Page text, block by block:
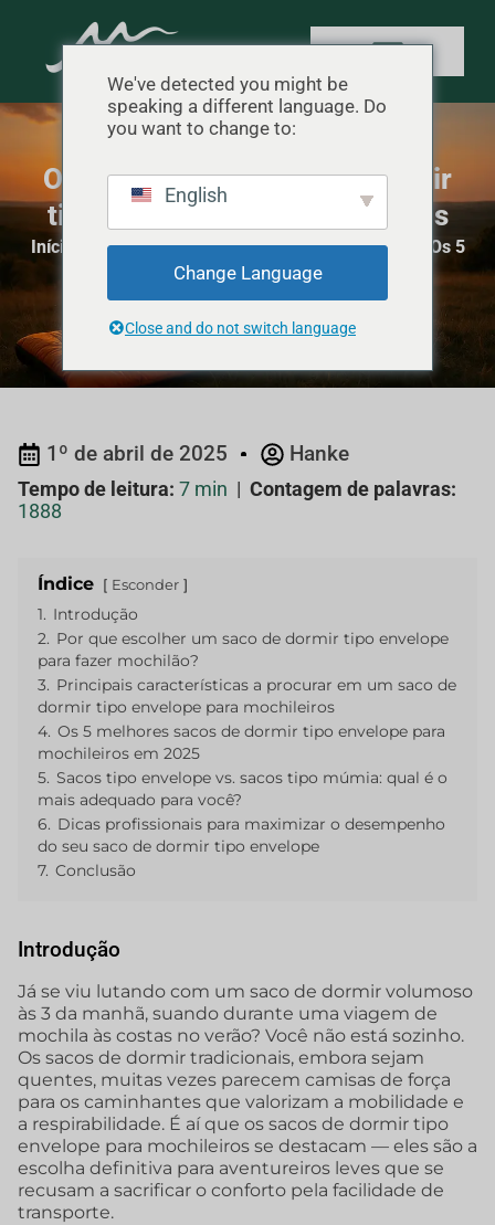
Os 5 principais sacos de dormir
tipo envelope para mochileiros
Início Avaliações de equipamentos de camping
Os 5
principais sacos de dormir tipo envelope para
mochileiros
1º de abril de 2025 Hanke
Tempo de leitura: 7 min | Contagem de palavras:
1888
Índice Esconder
1. Introdução
2. Por que escolher um saco de dormir tipo envelope
para fazer mochilão?
3. Principais características a procurar em um saco de
dormir tipo envelope para mochileiros
4. Os 5 melhores sacos de dormir tipo envelope para
mochileiros em 2025
5. Sacos tipo envelope vs. sacos tipo múmia: qual é o
mais adequado para você?
6. Dicas profissionais para maximizar o desempenho
do seu saco de dormir tipo envelope
7. Conclusão
Introdução
Já se viu lutando com um saco de dormir volumoso
às 3 da manhã, suando durante uma viagem de
mochila às costas no verão? Você não está sozinho.
Os sacos de dormir tradicionais, embora sejam
quentes, muitas vezes parecem camisas de força
para os caminhantes que valorizam a mobilidade e
a respirabilidade. É aí que os sacos de dormir tipo
envelope para mochileiros se destacam — eles são a
escolha definitiva para aventureiros leves que se
recusam a sacrificar o conforto pela facilidade de
transporte.
We've detected you might be
speaking a different language. Do
you want to change to:
English
Change Language
Close and do not switch language